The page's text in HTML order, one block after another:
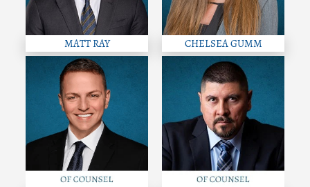
MATT RAY CHELSEA GUMM